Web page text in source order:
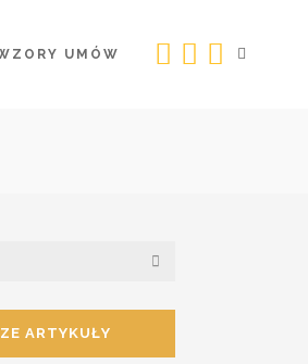
UMÓW
ARTYKUŁY